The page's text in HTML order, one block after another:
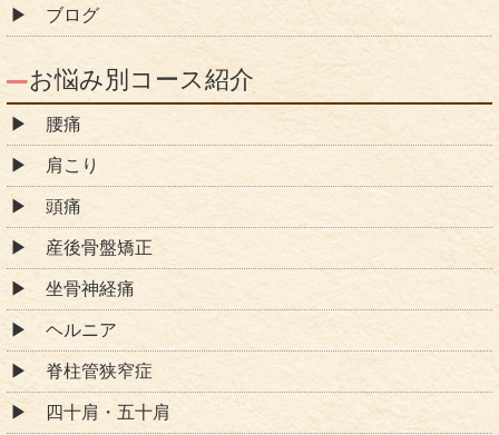
ブログ
お悩み別コース紹介
腰痛
肩こり
頭痛
産後骨盤矯正
坐骨神経痛
ヘルニア
脊柱管狭窄症
四十肩・五十肩